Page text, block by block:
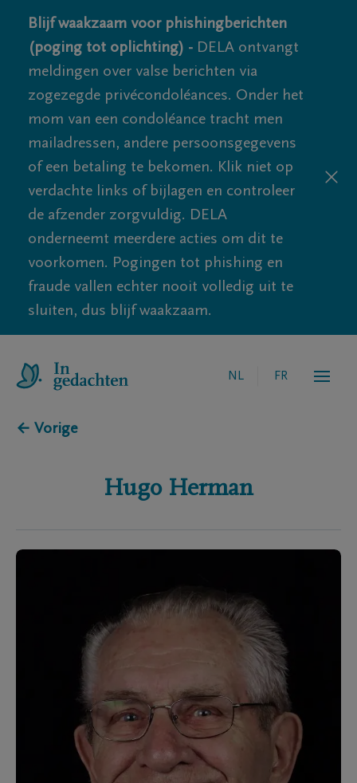
Blijf waakzaam voor phishingberichten
(poging tot oplichting) - DELA ontvangt
meldingen over valse berichten via
zogezegde privécondoléances. Onder het
mom van een condoléance tracht men
mailadressen, andere persoonsgegevens
of een betaling te bekomen. Klik niet op
verdachte links of bijlagen en controleer
de afzender zorgvuldig. DELA
onderneemt meerdere acties om dit te
voorkomen. Pogingen tot phishing en
fraude vallen echter nooit volledig uit te
sluiten, dus blijf waakzaam.
NL FR
← Vorige
Hugo Herman